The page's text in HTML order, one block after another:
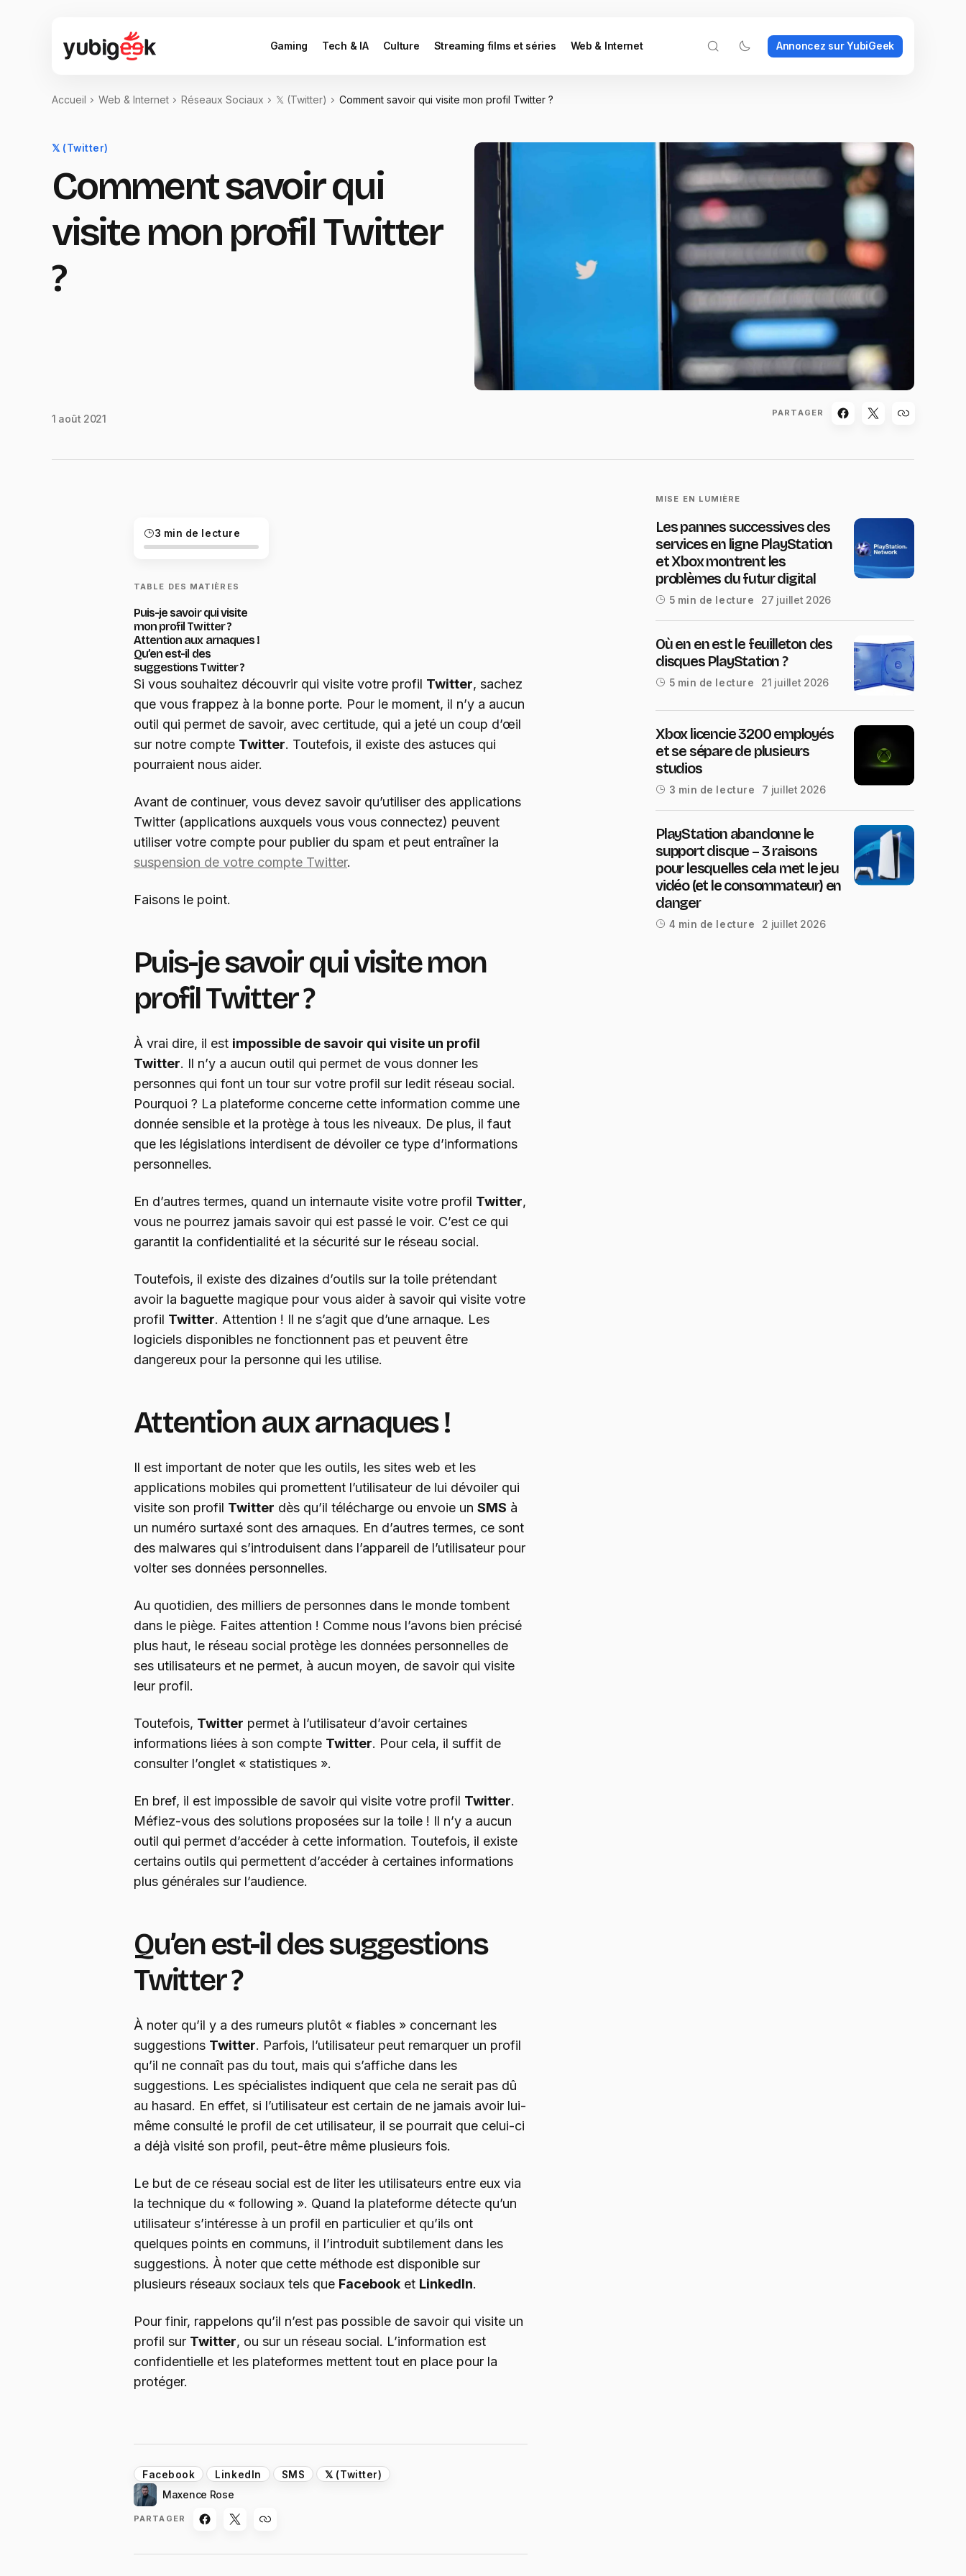
Gaming Tech & IA Culture Streaming films et séries Web & Internet Annoncez sur YubiGeek
Accueil Web & Internet Réseaux Sociaux 𝕏 (Twitter) Comment savoir qui visite mon profil Twitter ?
𝕏 (Twitter)
Comment savoir qui
visite mon profil Twitter
?
1 août 2021 PARTAGER
3 min de lecture
TABLE DES MATIÈRES
Puis-je savoir qui visite
mon profil Twitter ?
Attention aux arnaques !
Qu’en est-il des
suggestions Twitter ?
Si vous souhaitez découvrir qui visite votre profil Twitter, sachez
que vous frappez à la bonne porte. Pour le moment, il n’y a aucun
outil qui permet de savoir, avec certitude, qui a jeté un coup d’œil
sur notre compte Twitter. Toutefois, il existe des astuces qui
pourraient nous aider.
Avant de continuer, vous devez savoir qu’utiliser des applications
Twitter (applications auxquels vous vous connectez) peuvent
utiliser votre compte pour publier du spam et peut entraîner la
suspension de votre compte Twitter.
Faisons le point.
Puis-je savoir qui visite mon
profil Twitter ?
À vrai dire, il est impossible de savoir qui visite un profil
Twitter. Il n’y a aucun outil qui permet de vous donner les
personnes qui font un tour sur votre profil sur ledit réseau social.
Pourquoi ? La plateforme concerne cette information comme une
donnée sensible et la protège à tous les niveaux. De plus, il faut
que les législations interdisent de dévoiler ce type d’informations
personnelles.
En d’autres termes, quand un internaute visite votre profil Twitter,
vous ne pourrez jamais savoir qui est passé le voir. C’est ce qui
garantit la confidentialité et la sécurité sur le réseau social.
Toutefois, il existe des dizaines d’outils sur la toile prétendant
avoir la baguette magique pour vous aider à savoir qui visite votre
profil Twitter. Attention ! Il ne s’agit que d’une arnaque. Les
logiciels disponibles ne fonctionnent pas et peuvent être
dangereux pour la personne qui les utilise.
Attention aux arnaques !
Il est important de noter que les outils, les sites web et les
applications mobiles qui promettent l’utilisateur de lui dévoiler qui
visite son profil Twitter dès qu’il télécharge ou envoie un SMS à
un numéro surtaxé sont des arnaques. En d’autres termes, ce sont
des malwares qui s’introduisent dans l’appareil de l’utilisateur pour
volter ses données personnelles.
Au quotidien, des milliers de personnes dans le monde tombent
dans le piège. Faites attention ! Comme nous l’avons bien précisé
plus haut, le réseau social protège les données personnelles de
ses utilisateurs et ne permet, à aucun moyen, de savoir qui visite
leur profil.
Toutefois, Twitter permet à l’utilisateur d’avoir certaines
informations liées à son compte Twitter. Pour cela, il suffit de
consulter l’onglet « statistiques ».
En bref, il est impossible de savoir qui visite votre profil Twitter.
Méfiez-vous des solutions proposées sur la toile ! Il n’y a aucun
outil qui permet d’accéder à cette information. Toutefois, il existe
certains outils qui permettent d’accéder à certaines informations
plus générales sur l’audience.
Qu’en est-il des suggestions
Twitter ?
À noter qu’il y a des rumeurs plutôt « fiables » concernant les
suggestions Twitter. Parfois, l’utilisateur peut remarquer un profil
qu’il ne connaît pas du tout, mais qui s’affiche dans les
suggestions. Les spécialistes indiquent que cela ne serait pas dû
au hasard. En effet, si l’utilisateur est certain de ne jamais avoir lui-
même consulté le profil de cet utilisateur, il se pourrait que celui-ci
a déjà visité son profil, peut-être même plusieurs fois.
Le but de ce réseau social est de liter les utilisateurs entre eux via
la technique du « following ». Quand la plateforme détecte qu’un
utilisateur s’intéresse à un profil en particulier et qu’ils ont
quelques points en communs, il l’introduit subtilement dans les
suggestions. À noter que cette méthode est disponible sur
plusieurs réseaux sociaux tels que Facebook et LinkedIn.
Pour finir, rappelons qu’il n’est pas possible de savoir qui visite un
profil sur Twitter, ou sur un réseau social. L’information est
confidentielle et les plateformes mettent tout en place pour la
protéger.
Facebook LinkedIn SMS 𝕏 (Twitter)
Maxence Rose
PARTAGER
MISE EN LUMIÈRE
Les pannes successives des
services en ligne PlayStation
et Xbox montrent les
problèmes du futur digital
5 min de lecture 27 juillet 2026
Où en en est le feuilleton des
disques PlayStation ?
5 min de lecture 21 juillet 2026
Xbox licencie 3200 employés
et se sépare de plusieurs
studios
3 min de lecture 7 juillet 2026
PlayStation abandonne le
support disque – 3 raisons
pour lesquelles cela met le jeu
vidéo (et le consommateur) en
danger
4 min de lecture 2 juillet 2026